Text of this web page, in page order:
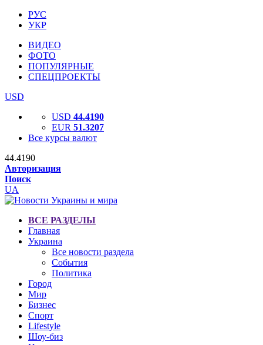
РУС
УКР
ВИДЕО
ФОТО
ПОПУЛЯРНЫЕ
СПЕЦПРОЕКТЫ
USD
USD 44.4190
EUR 51.3207
Все курсы валют
44.4190
Авторизация
Поиск
UA
ВСЕ РАЗДЕЛЫ
Главная
Украина
Все новости раздела
События
Политика
Город
Мир
Бизнес
Спорт
Lifestyle
Шоу-биз